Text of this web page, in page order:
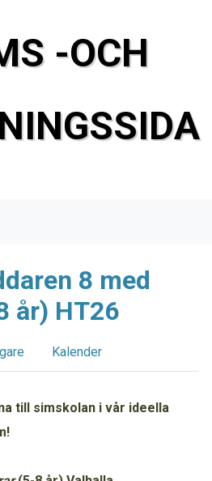
-OCH
8 med
år) HT26
Kalender
till simskolan i vår ideella